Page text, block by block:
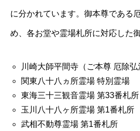
に分かれています。御本尊である
め、各お堂や霊場札所に対応した
川崎大師平間寺（ご本尊 厄除弘
関東八十八ヵ所霊場 特別霊場
東海三十三観音霊場 第33番札所
玉川八十八ヶ所霊場 第1番札所
武相不動尊霊場 第1番札所